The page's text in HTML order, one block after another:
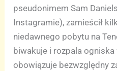
pseudonimem Sam
Instagramie), zamieścił
niedawnego pobytu na
biwakuje i rozpala
obowiązuje bezwzględny